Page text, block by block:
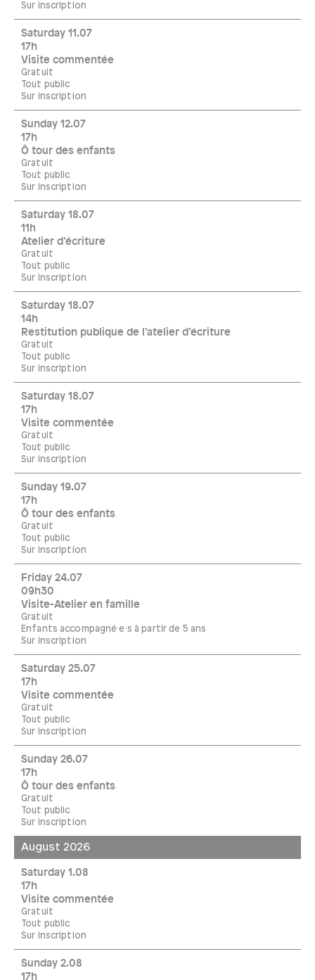
Sur inscription
Saturday 11.07
17h
Visite commentée
Gratuit
Tout public
Sur inscription
Sunday 12.07
17h
Ô tour des enfants
Gratuit
Tout public
Sur inscription
Saturday 18.07
11h
Atelier d’écriture
Gratuit
Tout public
Sur inscription
Saturday 18.07
14h
Restitution publique de l’atelier d’écriture
Gratuit
Tout public
Sur inscription
Saturday 18.07
17h
Visite commentée
Gratuit
Tout public
Sur inscription
Sunday 19.07
17h
Ô tour des enfants
Gratuit
Tout public
Sur inscription
Friday 24.07
09h30
Visite-Atelier en famille
Gratuit
Enfants accompagné·e·s à partir de 5 ans
Sur inscription
Saturday 25.07
17h
Visite commentée
Gratuit
Tout public
Sur inscription
Sunday 26.07
17h
Ô tour des enfants
Gratuit
Tout public
Sur inscription
August 2026
Saturday 1.08
17h
Visite commentée
Gratuit
Tout public
Sur inscription
Sunday 2.08
17h